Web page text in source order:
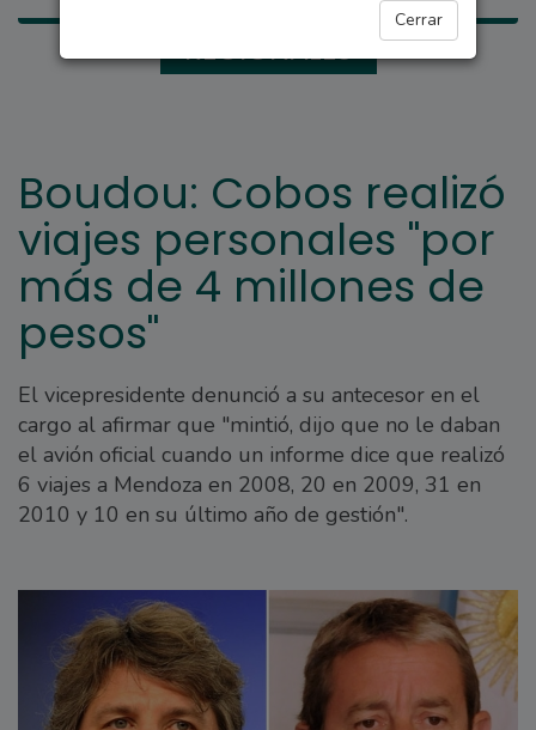
Cerrar
REGIONALES
Boudou: Cobos realizó
viajes personales "por
más de 4 millones de
pesos"
El vicepresidente denunció a su antecesor en el
cargo al afirmar que "mintió, dijo que no le daban
el avión oficial cuando un informe dice que realizó
6 viajes a Mendoza en 2008, 20 en 2009, 31 en
2010 y 10 en su último año de gestión".